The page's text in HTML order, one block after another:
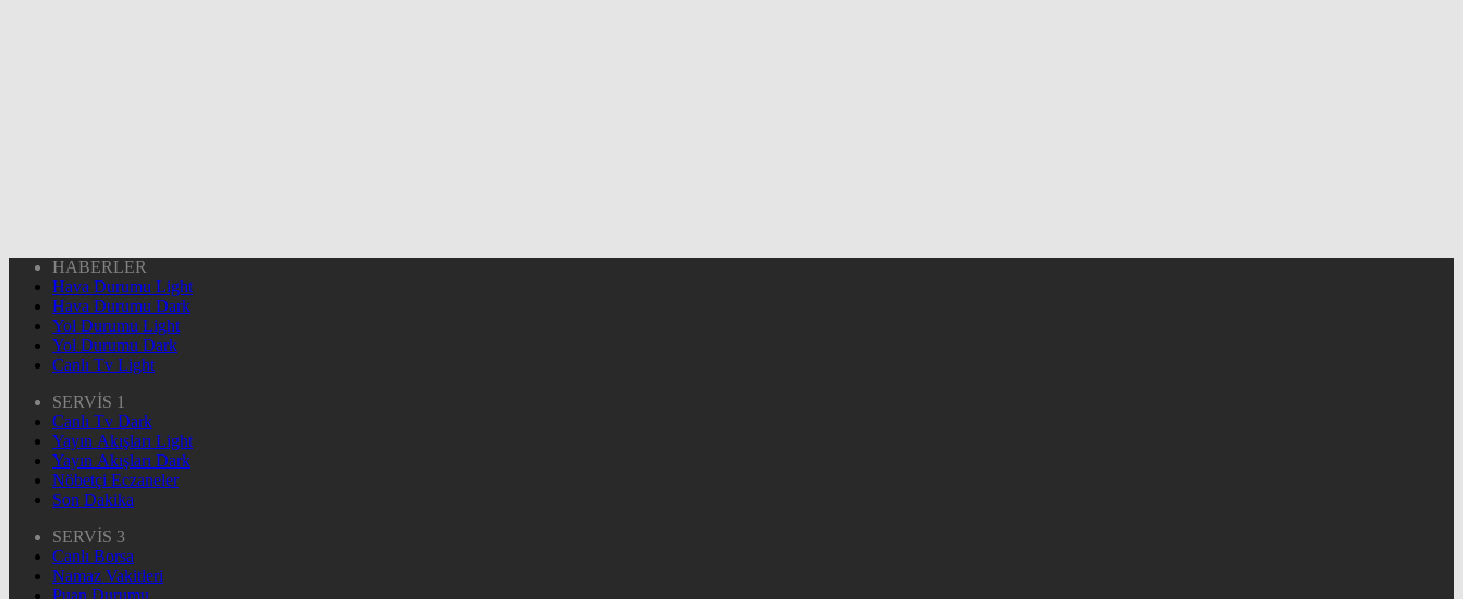
HABERLER
Hava Durumu Light
Hava Durumu Dark
Yol Durumu Light
Yol Durumu Dark
Canlı Tv Light
SERVİS 1
Canlı Tv Dark
Yayın Akışları Light
Yayın Akışları Dark
Nöbetçi Eczaneler
Son Dakika
SERVİS 3
Canlı Borsa
Namaz Vakitleri
Puan Durumu